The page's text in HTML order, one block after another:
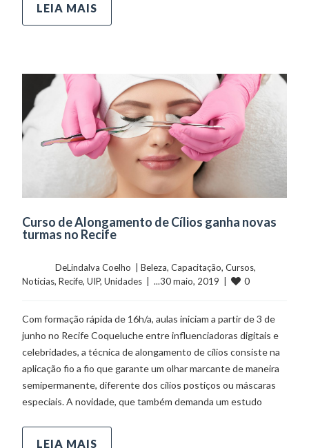
LEIA MAIS
Curso de Alongamento de Cílios ganha novas
turmas no Recife
	    	DeLindalva Coelho  |
Beleza, Capacitação, Cursos
Notícias, Recife, UIP, Unidades
  |  ...30 maio, 2019  |
0
Com formação rápida de 16h/a, aulas iniciam a partir de 3 de
junho no Recife Coqueluche entre influenciadoras digitais e
celebridades, a técnica de alongamento de cílios consiste na
aplicação fio a fio que garante um olhar marcante de maneira
semipermanente, diferente dos cílios postiços ou máscaras
especiais. A novidade, que também demanda um estudo
LEIA MAIS